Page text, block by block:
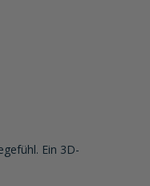
Ein 3D-